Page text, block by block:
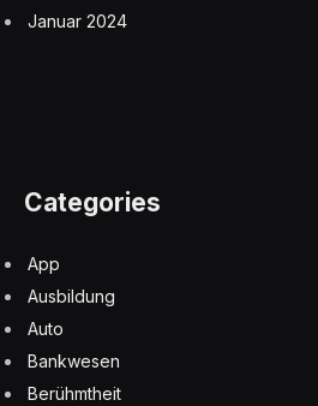
Januar 2024
Categories
App
Ausbildung
Auto
Bankwesen
Berühmtheit